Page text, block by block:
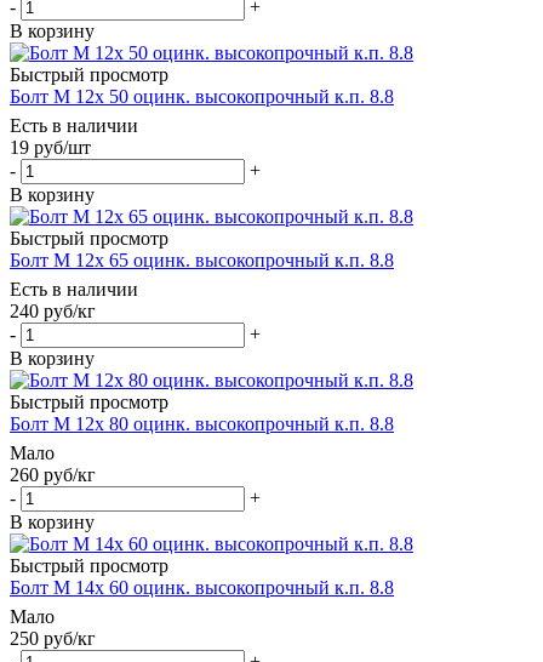
-
+
В корзину
Быстрый просмотр
Болт М 12х 50 оцинк. высокопрочный к.п. 8.8
Есть в наличии
19 руб/шт
-
+
В корзину
Быстрый просмотр
Болт М 12х 65 оцинк. высокопрочный к.п. 8.8
Есть в наличии
240 руб/кг
-
+
В корзину
Быстрый просмотр
Болт М 12х 80 оцинк. высокопрочный к.п. 8.8
Мало
260 руб/кг
-
+
В корзину
Быстрый просмотр
Болт М 14х 60 оцинк. высокопрочный к.п. 8.8
Мало
250 руб/кг